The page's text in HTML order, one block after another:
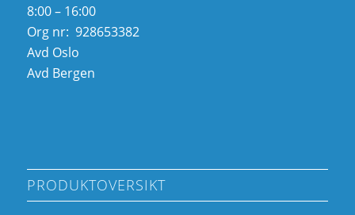
8:00 – 16:00
Org nr: 928653382
Avd Oslo
Avd Bergen
PRODUKTOVERSIKT